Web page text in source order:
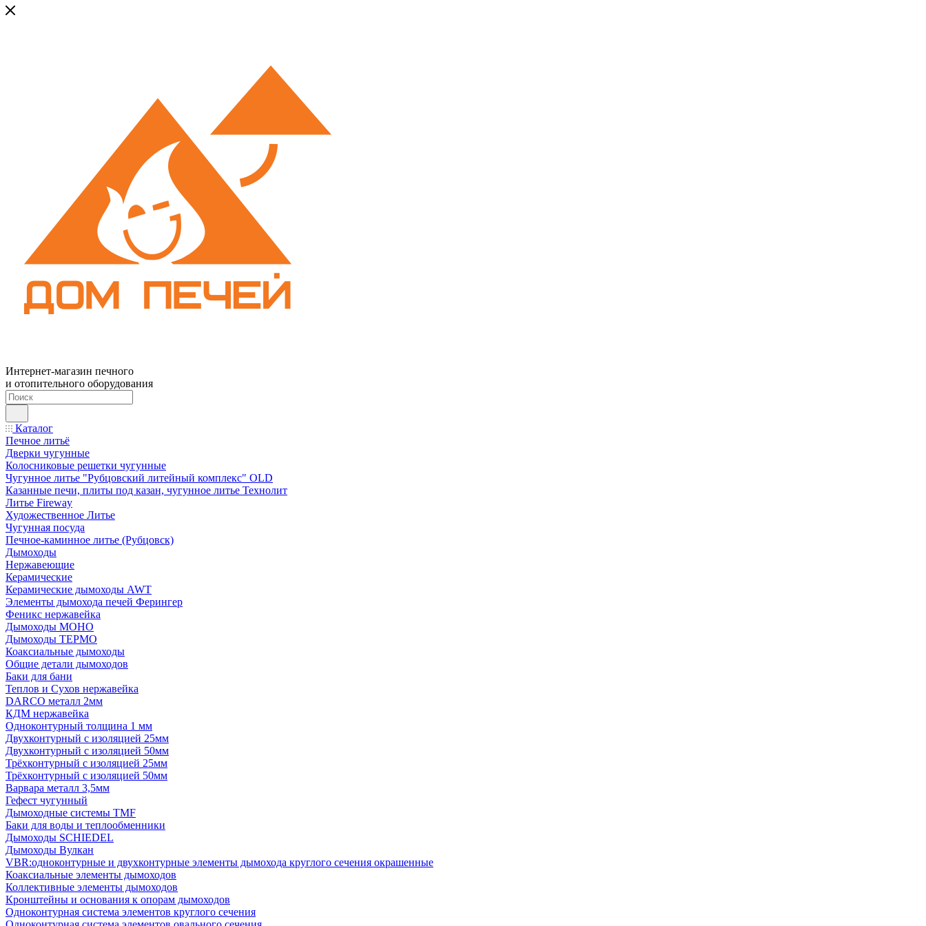
Интернет-магазин печного
и отопительного оборудования
Каталог
Печное литьё
Дверки чугунные
Колосниковые решетки чугунные
Чугунное литье "Рубцовский литейный комплекс" OLD
Казанные печи, плиты под казан, чугунное литье Технолит
Литье Fireway
Художественное Литье
Чугунная посуда
Печное-каминное литье (Рубцовск)
Дымоходы
Нержавеющие
Керамические
Керамические дымоходы AWT
Элементы дымохода печей Ферингер
Феникс нержавейка
Дымоходы МОНО
Дымоходы ТЕРМО
Коаксиальные дымоходы
Общие детали дымоходов
Баки для бани
Теплов и Сухов нержавейка
DARCO металл 2мм
КДМ нержавейка
Одноконтурный толщина 1 мм
Двухконтурный с изоляцией 25мм
Двухконтурный с изоляцией 50мм
Трёхконтурный с изоляцией 25мм
Трёхконтурный с изоляцией 50мм
Варвара металл 3,5мм
Гефест чугунный
Дымоходные системы TMF
Баки для воды и теплообменники
Дымоходы SCHIEDEL
Дымоходы Вулкан
VBR:одноконтурные и двухконтурные элементы дымохода круглого сечения окрашенные
Коаксиальные элементы дымоходов
Коллективные элементы дымоходов
Кронштейны и основания к опорам дымоходов
Одноконтурная система элементов круглого сечения